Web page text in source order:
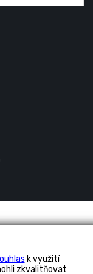
k využití
zkvalitňovat